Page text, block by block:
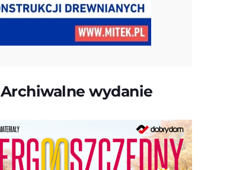
Archiwalne wydanie